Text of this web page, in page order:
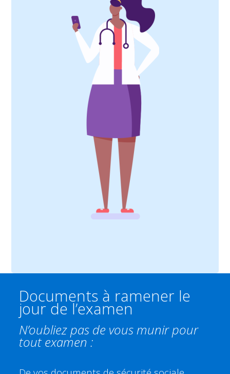
Documents à ramener le
jour de l’examen
N’oubliez pas de vous munir pour
tout examen :